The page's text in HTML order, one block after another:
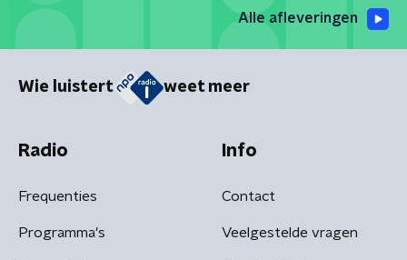
Alle afleveringen
Wie luistert weet meer
Radio
Frequenties
Programma's
Info
Contact
Veelgestelde vragen